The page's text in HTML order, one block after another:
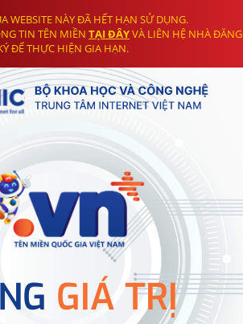
WEBSITE NÀY ĐÃ HẾT HẠN SỬ DỤNG.
TIN TÊN MIỀN TẠI ĐÂYVÀ LIÊN HỆ NHÀ ĐĂNG
ĐỂ THỰC HIỆN GIA HẠN.
GIÁ TRỊ